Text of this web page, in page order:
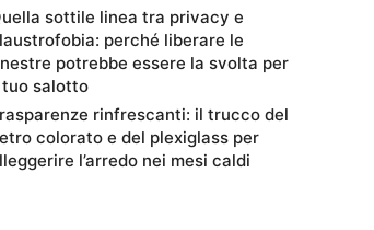
sottile linea tra privacy e
perché liberare le
potrebbe essere la svolta per
tuo salotto
rinfrescanti: il trucco del
colorato e del plexiglass per
l’arredo nei mesi caldi